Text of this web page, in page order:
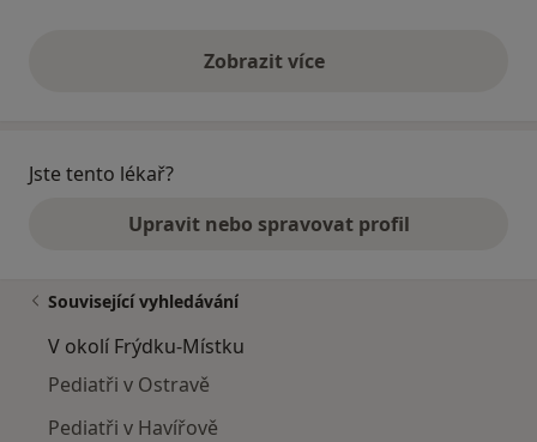
Zobrazit vícevýše uvedené názory
Jste tento lékař?
Upravit nebo spravovat profil
Související vyhledávání
V okolí Frýdku-Místku
Pediatři v Ostravě
Pediatři v Havířově